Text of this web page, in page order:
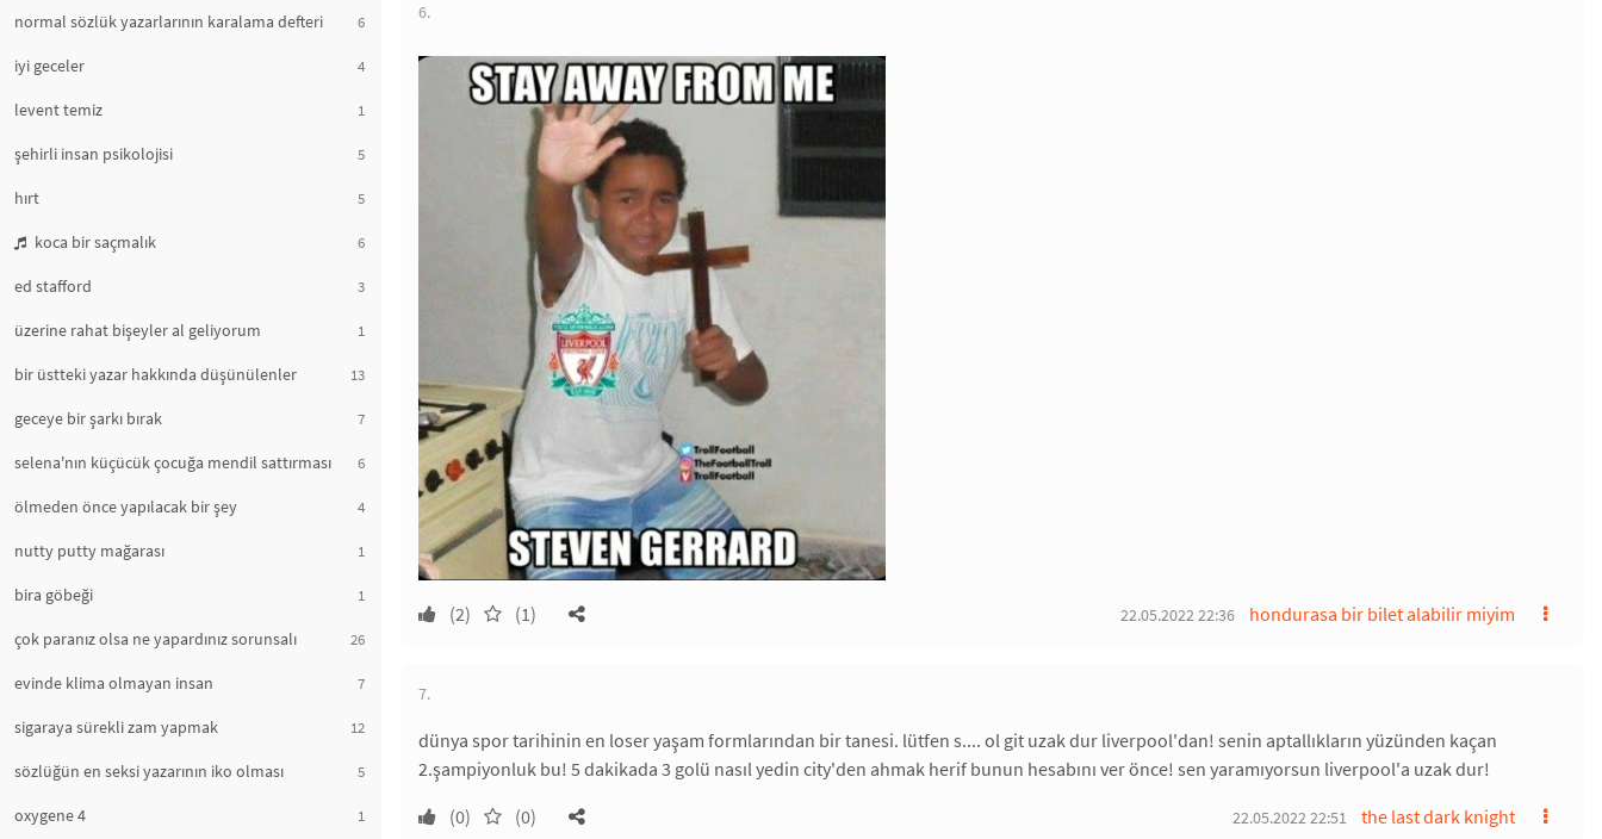
normal sözlük yazarlarının karalama defteri 6
iyi geceler 4
levent temiz 1
şehirli insan psikolojisi 5
hırt 5
koca bir saçmalık 6
ed stafford 3
üzerine rahat bişeyler al geliyorum 1
bir üstteki yazar hakkında düşünülenler 13
geceye bir şarkı bırak 7
selena'nın küçücük çocuğa mendil sattırması 6
ölmeden önce yapılacak bir şey 4
nutty putty mağarası 1
bira göbeği 1
çok paranız olsa ne yapardınız sorunsalı 26
evinde klima olmayan insan 7
sigaraya sürekli zam yapmak 12
sözlüğün en seksi yazarının iko olması 5
oxygene 4 1
6.
(2) (1) hondurasa bir bilet alabilir miyim
22.05.2022 22:36
7.
dünya spor tarihinin en loser yaşam formlarından bir tanesi. lütfen s.... ol git uzak dur liverpool'dan! senin aptallıkların yüzünden kaçan
2.şampiyonluk bu! 5 dakikada 3 golü nasıl yedin city'den ahmak herif bunun hesabını ver önce! sen yaramıyorsun liverpool'a uzak dur!
(0)
(0) the last dark knight
22.05.2022 22:51